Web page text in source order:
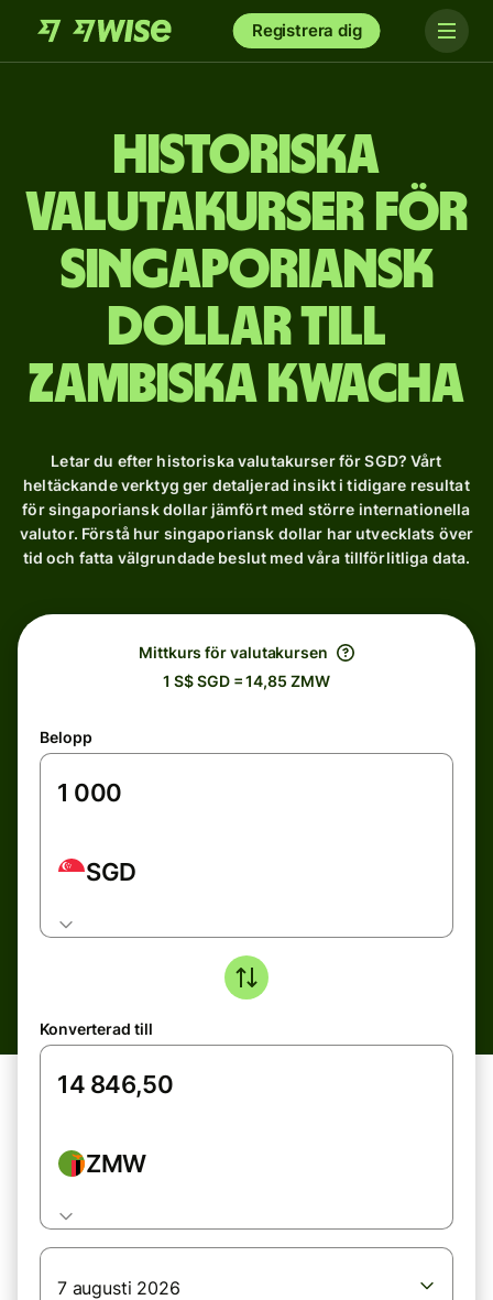
Registrera dig
Historiska
valutakurser för
singaporiansk
dollar till
zambiska kwacha
Letar du efter historiska valutakurser för SGD? Vårt
heltäckande verktyg ger detaljerad insikt i tidigare resultat
för singaporiansk dollar jämfört med större internationella
valutor. Förstå hur singaporiansk dollar har utvecklats över
tid och fatta välgrundade beslut med våra tillförlitliga data.
Mittkurs för valutakursen
1 S$ SGD = 14,85 ZMW
Belopp
SGD
Konverterad till
ZMW
7 augusti 2026